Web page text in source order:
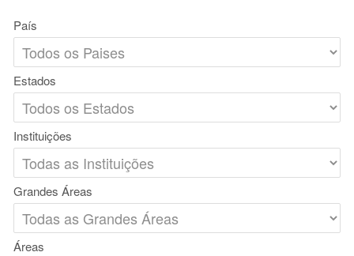
País
Estados
Instituições
Grandes Áreas
Áreas